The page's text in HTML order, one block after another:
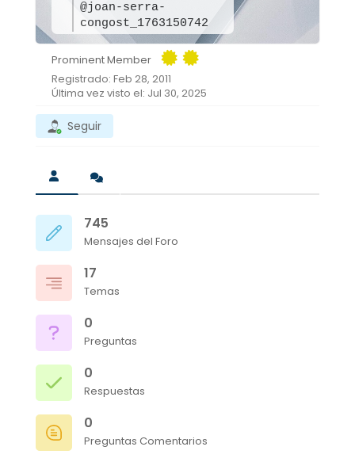
@joan-serra-
congost_1763150742
Prominent Member
Registrado: Feb 28, 2011
Última vez visto el: Jul 30, 2025
Seguir
745
Mensajes del Foro
17
Temas
0
Preguntas
0
Respuestas
0
Preguntas Comentarios